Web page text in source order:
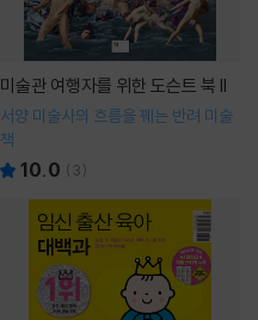
미술관 여행자를 위한 도슨트 북 II
서양 미술사의 흐름을 꿰는 반려 미술
책
10.0 ( 3)